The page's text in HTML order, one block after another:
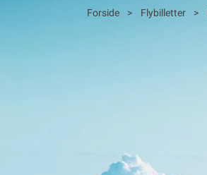
Forside > Flybilletter >